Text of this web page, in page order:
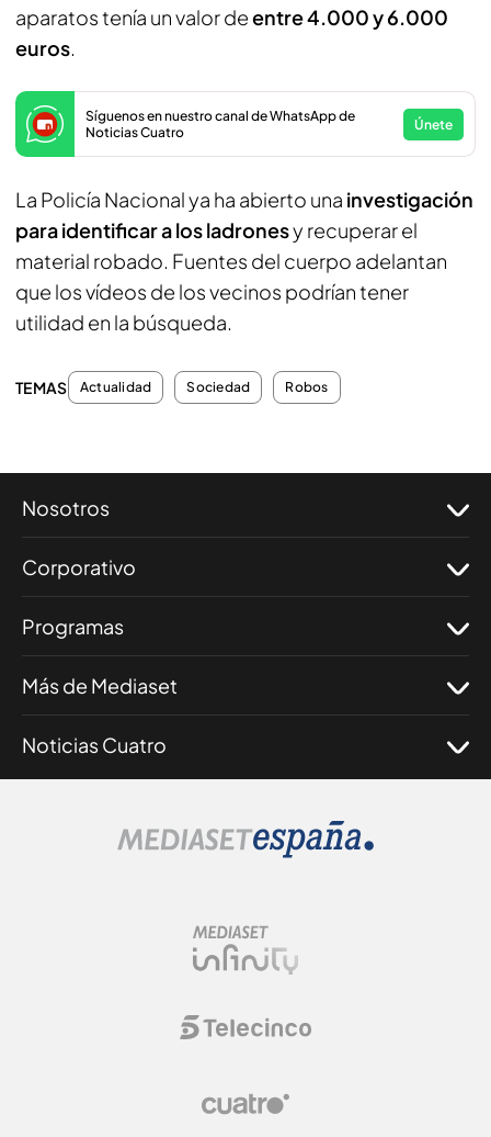
aparatos tenía un valor deentre 4.000 y 6.000
euros.
Síguenos en nuestro canal de WhatsApp de
Noticias Cuatro
Únete
La Policía Nacional ya ha abierto una investigación
para identificar a los ladronesy recuperar el
material robado. Fuentes del cuerpo adelantan
que los vídeos de los vecinos podrían tener
utilidad en la búsqueda.
TEMAS Actualidad Sociedad Robos
Nosotros
Corporativo
Programas
Más de Mediaset
Noticias Cuatro